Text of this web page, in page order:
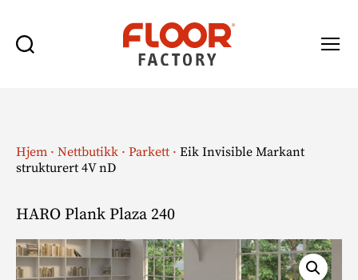
Hjem · Nettbutikk · Parkett · Eik Invisible Markant
strukturert 4V nD
HARO Plank Plaza 240